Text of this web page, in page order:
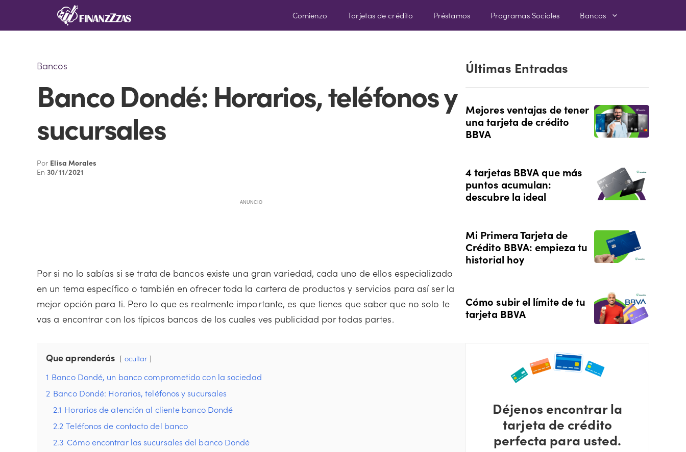
Comienzo Tarjetas de crédito Préstamos Programas Sociales Bancos
Bancos
Banco Dondé: Horarios, teléfonos y
sucursales
Por Elisa Morales
En30/11/2021
ANUNCIO
Por si no lo sabías si se trata de bancos existe una gran variedad, cada uno de ellos especializado
en un tema específico o también en ofrecer toda la cartera de productos y servicios para así ser la
mejor opción para ti. Pero lo que es realmente importante, es que tienes que saber que no solo te
vas a encontrar con los típicos bancos de los cuales ves publicidad por todas partes.
Que aprenderás ocultar
1 Banco Dondé, un banco comprometido con la sociedad
2 Banco Dondé: Horarios, teléfonos y sucursales
2.1 Horarios de atención al cliente banco Dondé
2.2 Teléfonos de contacto del banco
2.3 Cómo encontrar las sucursales del banco Dondé
Últimas Entradas
Mejores ventajas de tener
una tarjeta de crédito
BBVA
4 tarjetas BBVA que más
puntos acumulan:
descubre la ideal
Mi Primera Tarjeta de
Crédito BBVA: empieza tu
historial hoy
Cómo subir el límite de tu
tarjeta BBVA
Déjenos encontrar la
tarjeta de crédito
perfecta para usted.